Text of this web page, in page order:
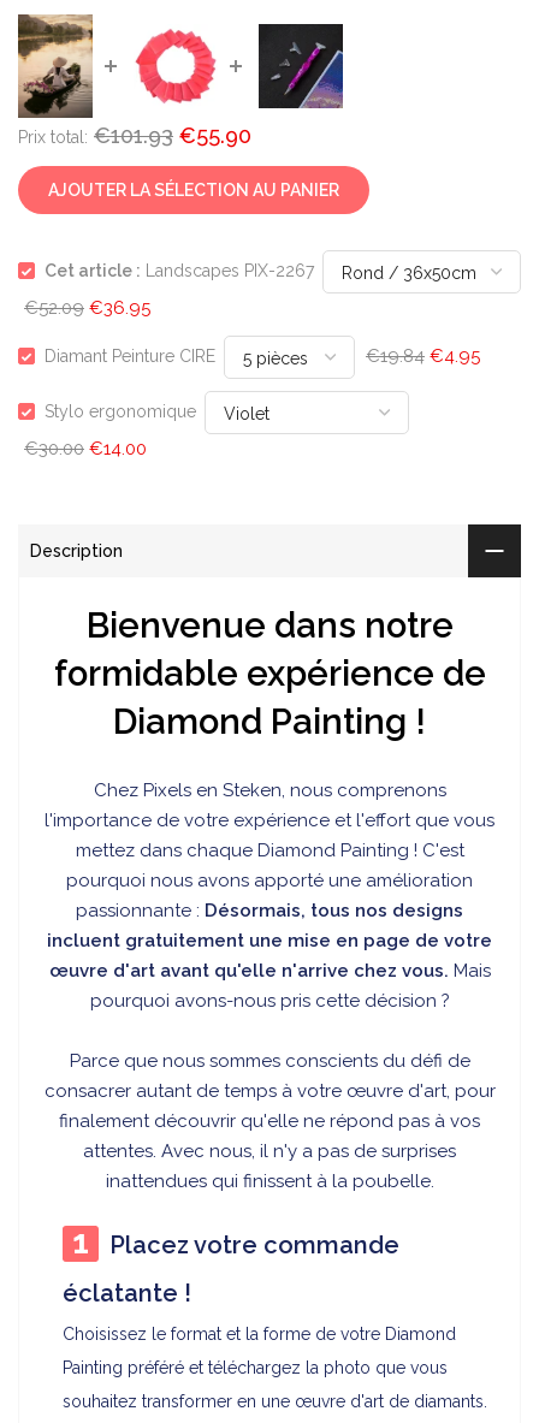
Prix ​​total: €101.93 €55.90
AJOUTER LA SÉLECTION AU PANIER
Cet article : Landscapes PIX-2267
€52.09 €36.95
Diamant Peinture CIRE €19.84 €4.95
Stylo ergonomique
€30.00 €14.00
Description
Bienvenue dans notre
formidable expérience de
Diamond Painting !
ChezPixels en Steken, nous comprenons
l'importance de votre expérience et l'effort que vous
mettez dans chaque Diamond Painting ! C'est
pourquoi nous avons apporté une amélioration
passionnante : Désormais, tous nos designs
incluent gratuitement une mise en page de votre
œuvre d'art avant qu'elle n'arrive chez vous. Mais
pourquoi avons-nous pris cette décision ?
Parce que nous sommes conscients du défi de
consacrer autant de temps à votre œuvre d'art, pour
finalement découvrir qu'elle ne répond pas à vos
attentes. Avec nous, il n'y a pas de surprises
inattendues qui finissent à la poubelle.
Placez votre commande
éclatante !
Choisissez le format et la forme de votre Diamond
Painting préféré et téléchargez la photo que vous
souhaitez transformer en une œuvre d'art de diamants.